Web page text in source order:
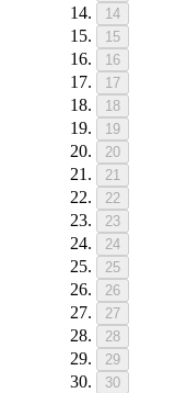
14
15
16
17
18
19
20
21
22
23
24
25
26
27
28
29
30